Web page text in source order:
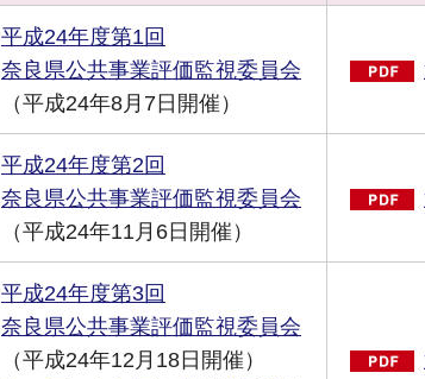
平成24年度第1回
奈良県公共事業評価監視委員会
（平成24年8月7日開催）
平成24年度第2回
奈良県公共事業評価監視委員会
（平成24年11月6日開催）
平成24年度第3回
奈良県公共事業評価監視委員会
（平成24年12月18日開催）